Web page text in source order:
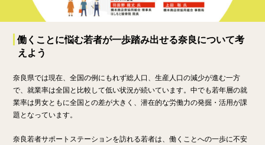
働くことに悩む若者が一歩踏み出せる奈良について考
えよう
奈良県では現在、全国の例にもれず総人口、生産人口の減少が進む一方
で、就業率は全国と比較して低い状況が続いています。中でも若年層の就
業率は男女ともに全国との差が大きく、潜在的な労働力の発掘・活用が課
題となっています。
奈良若者サポートステーションを訪れる若者は、働くことへの一歩に不安